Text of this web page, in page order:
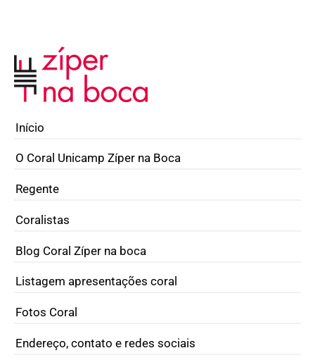
Início
O Coral Unicamp Zíper na Boca
Regente
Coralistas
Blog Coral Zíper na boca
Listagem apresentações coral
Fotos Coral
Endereço, contato e redes sociais